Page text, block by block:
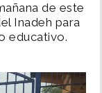
de este
Inadeh para
educativo.